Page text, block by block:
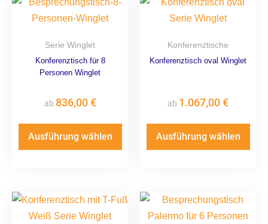
Serie Winglet
Konferenztisch für 8
Personen Winglet
ab 836,00€
Ausführung wählen
Konferenztische
Konferenztisch oval Winglet
ab 1.067,00€
Ausführung wählen